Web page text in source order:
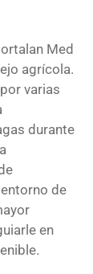
Med
agrícola.
varias
durante
de
en